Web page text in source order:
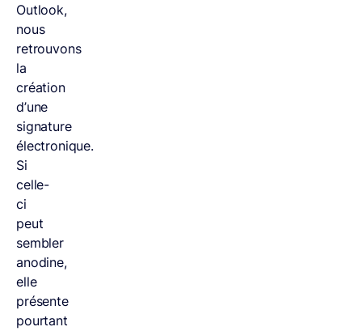
Outlook,
nous
retrouvons
la
création
d’une
signature
électronique.
Si
celle-
ci
peut
sembler
anodine,
elle
présente
pourtant